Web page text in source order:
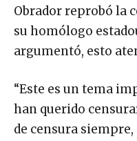
Obrador reprobó la
su homólogo
argumentó, esto
“Este es un tema
han querido
de censura